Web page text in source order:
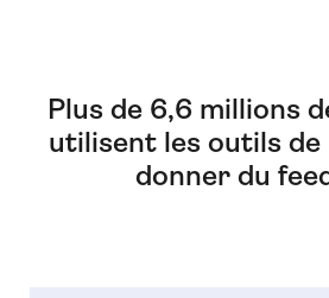
Plus de 6,6 millions
utilisent les outils
donner du